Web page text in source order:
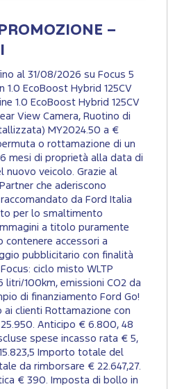
–
al 31/08/2026 su Focus 5
1.0 EcoBoost Hybrid 125CV
1.0 EcoBoost Hybrid 125CV
View Camera, Ruotino di
MY2024.50 a €
o rottamazione di un
mesi di proprietà alla data di
nuovo veicolo. Grazie al
che aderiscono
da Ford Italia
per lo smaltimento
a titolo puramente
accessori a
pubblicitario con finalità
ciclo misto WLTP
litri/100km, emissioni CO2 da
di finanziamento Ford Go!
ai clienti Rottamazione con
Anticipo € 6.800, 48
spese incasso rata € 5,
Importo totale del
da rimborsare € 22.647,27.
€ 390. Imposta di bollo in